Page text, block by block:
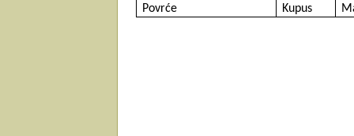
Povrće
Kupus